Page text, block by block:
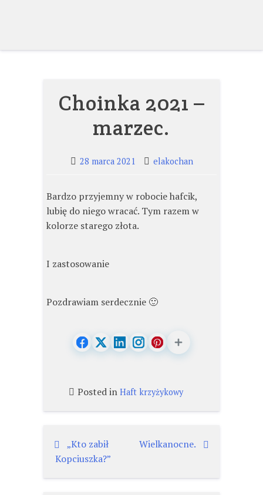
Choinka 2021 –
marzec.
28 marca 2021 elakochan
Bardzo przyjemny w robocie hafcik,
lubię do niego wracać. Tym razem w
kolorze starego złota.
I zastosowanie
Pozdrawiam serdecznie 🙂
Posted in Haft krzyżykowy
Nawigacja
wpisu
„Kto zabił
Kopciuszka?”
Wielkanocne.